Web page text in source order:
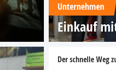
Unternehmen
Einkauf
Der schnelle Weg